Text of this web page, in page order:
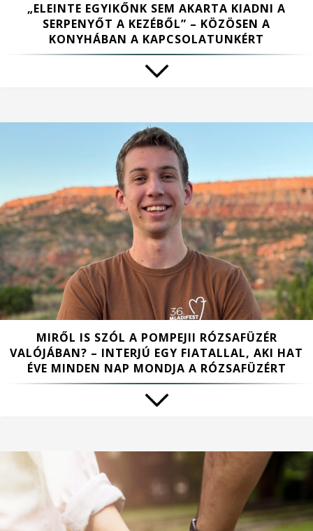
„ELEINTE EGYIKŐNK SEM AKARTA KIADNI A
SERPENYŐT A KEZÉBŐL” – KÖZÖSEN A
KONYHÁBAN A KAPCSOLATUNKÉRT
MIRŐL IS SZÓL A POMPEJII RÓZSAFÜZÉR
VALÓJÁBAN? – INTERJÚ EGY FIATALLAL, AKI HAT
ÉVE MINDEN NAP MONDJA A RÓZSAFÜZÉRT